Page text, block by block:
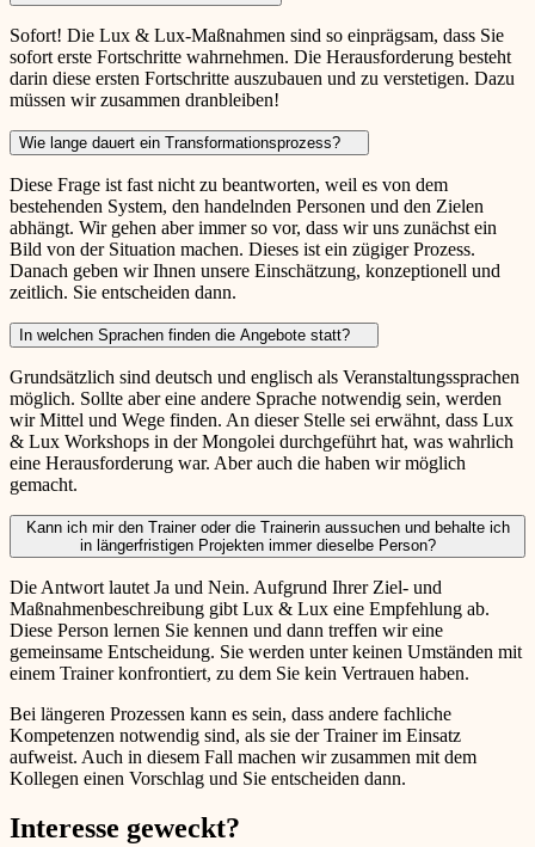
Sofort! Die Lux & Lux-Maßnahmen sind so einprägsam, dass Sie
sofort erste Fortschritte wahrnehmen. Die Herausforderung besteht
darin diese ersten Fortschritte auszubauen und zu verstetigen. Dazu
müssen wir zusammen dranbleiben!
Wie lange dauert ein Transformationsprozess?
Diese Frage ist fast nicht zu beantworten, weil es von dem
bestehenden System, den handelnden Personen und den Zielen
abhängt. Wir gehen aber immer so vor, dass wir uns zunächst ein
Bild von der Situation machen. Dieses ist ein zügiger Prozess.
Danach geben wir Ihnen unsere Einschätzung, konzeptionell und
zeitlich. Sie entscheiden dann.
In welchen Sprachen finden die Angebote statt?
Grundsätzlich sind deutsch und englisch als Veranstaltungssprachen
möglich. Sollte aber eine andere Sprache notwendig sein, werden
wir Mittel und Wege finden. An dieser Stelle sei erwähnt, dass Lux
& Lux Workshops in der Mongolei durchgeführt hat, was wahrlich
eine Herausforderung war. Aber auch die haben wir möglich
gemacht.
Kann ich mir den Trainer oder die Trainerin aussuchen und behalte ich
in längerfristigen Projekten immer dieselbe Person?
Die Antwort lautet Ja und Nein. Aufgrund Ihrer Ziel- und
Maßnahmenbeschreibung gibt Lux & Lux eine Empfehlung ab.
Diese Person lernen Sie kennen und dann treffen wir eine
gemeinsame Entscheidung. Sie werden unter keinen Umständen mit
einem Trainer konfrontiert, zu dem Sie kein Vertrauen haben.
Bei längeren Prozessen kann es sein, dass andere fachliche
Kompetenzen notwendig sind, als sie der Trainer im Einsatz
aufweist. Auch in diesem Fall machen wir zusammen mit dem
Kollegen einen Vorschlag und Sie entscheiden dann.
Interesse geweckt?